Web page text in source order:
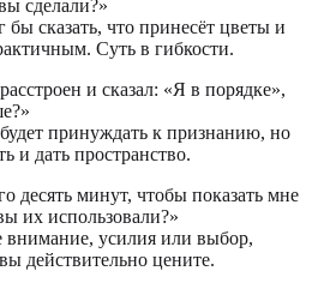
сделали?»
сказать, что принесёт цветы и
Суть в гибкости.
и сказал: «Я в порядке»,
принуждать к признанию, но
и дать пространство.
десять минут, чтобы показать мне
их использовали?»
усилия или выбор,
действительно цените.